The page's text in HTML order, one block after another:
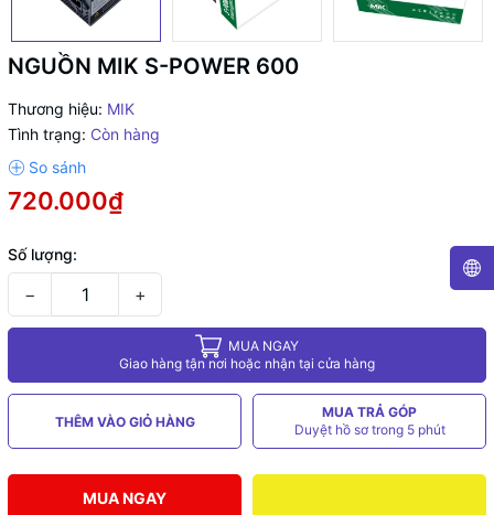
NGUỒN MIK S-POWER 600
Thương hiệu: MIK
Tình trạng: Còn hàng
720.000₫
Số lượng:
− +
MUA NGAY
Giao hàng tận nơi hoặc nhận tại cửa hàng
THÊM VÀO GIỎ HÀNG
MUA TRẢ GÓP
Duyệt hồ sơ trong 5 phút
MUA NGAY